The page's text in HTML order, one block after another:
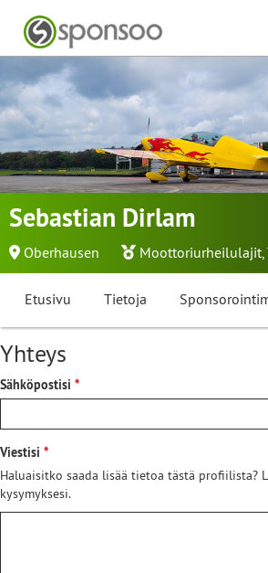
Sebastian Dirlam
Oberhausen Moottoriurheilulajit,
Etusivu Tietoja
Yhteys
Sähköpostisi
Viestisi
Haluaisitko saada lisää tietoa tästä profiilista?
kysymyksesi.